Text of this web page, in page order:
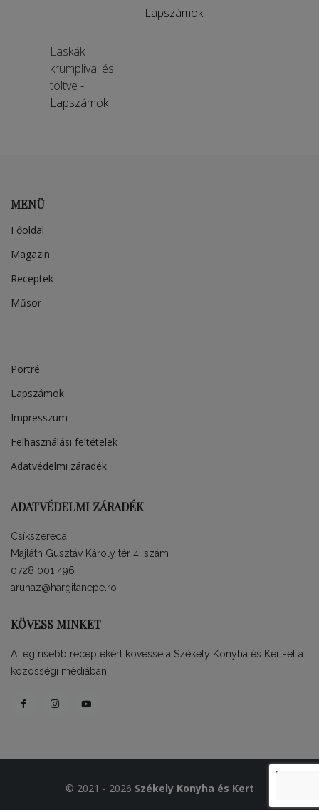
Lapszámok
Laskák
krumplival és
töltve -
Lapszámok
MENÜ
Főoldal
Magazin
Receptek
Műsor
Portré
Lapszámok
Impresszum
Felhasználási feltételek
Adatvédelmi záradék
ADATVÉDELMI ZÁRADÉK
Csíkszereda
Majláth Gusztáv Károly tér 4. szám
0728 001 496
aruhaz@hargitanepe.ro
KÖVESS MINKET
A legfrisebb receptekért kövesse a Székely Konyha és Kert-et a
közösségi médiában
© 2021 - 2026 Székely Konyha és Kert